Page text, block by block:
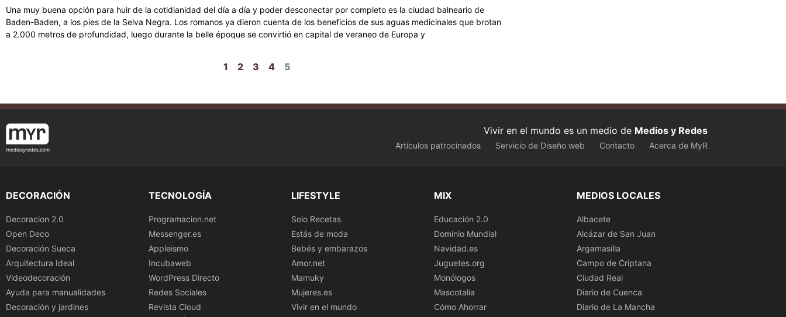
Una muy buena opción para huir de la cotidianidad del día a día y poder desconectar por completo es la ciudad balneario de
Baden-Baden, a los pies de la Selva Negra. Los romanos ya dieron cuenta de los beneficios de sus aguas medicinales que brotan
a 2.000 metros de profundidad, luego durante la belle époque se convirtió en capital de veraneo de Europa y
1 2 3 4 5
Vivir en el mundo es un medio de Medios y Redes
Artículos patrocinados Servicio de Diseño web Contacto Acerca de MyR
DECORACIÓN
Decoracion 2.0
Open Deco
Decoración Sueca
Arquitectura Ideal
Videodecoración
Ayuda para manualidades
Decoración y jardines
TECNOLOGÍA
Programacion.net
Messenger.es
Appleismo
Incubaweb
WordPress Directo
Redes Sociales
Revista Cloud
LIFESTYLE
Solo Recetas
Estás de moda
Bebés y embarazos
Amor.net
Mamuky
Mujeres.es
Vivir en el mundo
MIX
Educación 2.0
Dominio Mundial
Navidad.es
Juguetes.org
Monólogos
Mascotalia
Cómo Ahorrar
MEDIOS LOCALES
Albacete
Alcázar de San Juan
Argamasilla
Campo de Criptana
Ciudad Real
Diario de Cuenca
Diario de La Mancha